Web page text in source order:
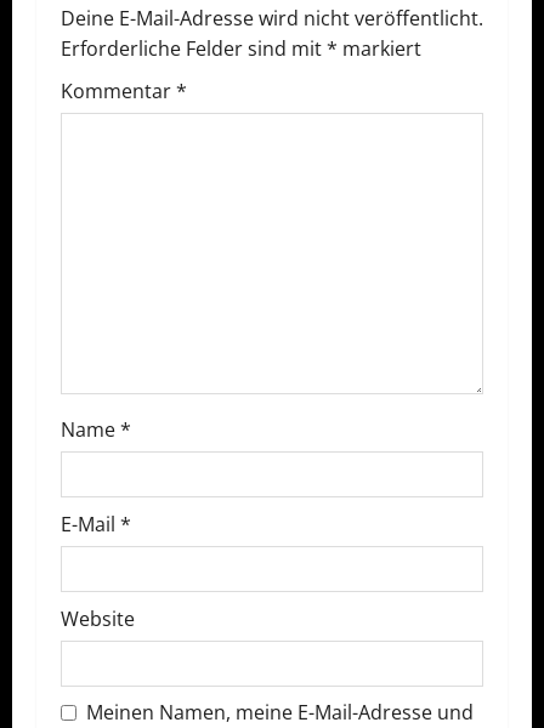
a
g
s
g
a
t
i
o
n
Deine E-Mail-Adresse wird nicht veröffentlicht.
Erforderliche Felder sind mit* markiert
Kommentar*
Name*
E-Mail *
Website
Meinen Namen, meine E-Mail-Adresse und